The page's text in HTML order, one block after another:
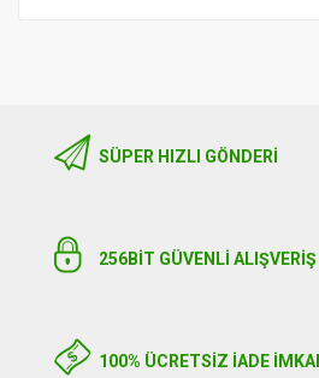
SÜPER HIZLI GÖNDERI
256BIT GÜVENLİ ALIŞVERİŞ
100% ÜCRETSİZ İADE